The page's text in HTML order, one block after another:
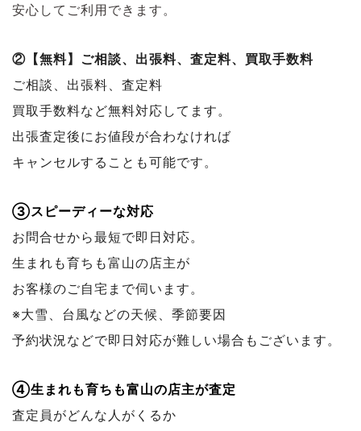
安心してご利用できます。
②【無料】ご相談、出張料、査定料、買取手数料
ご相談、出張料、査定料
買取手数料など無料対応してます。
出張査定後にお値段が合わなければ
キャンセルすることも可能です。
③スピーディーな対応
お問合せから最短で即日対応。
生まれも育ちも富山の店主が
お客様のご自宅まで伺います。
※大雪、台風などの天候、季節要因
予約状況などで即日対応が難しい場合もございます。
④生まれも育ちも富山の店主が査定
査定員がどんな人がくるか